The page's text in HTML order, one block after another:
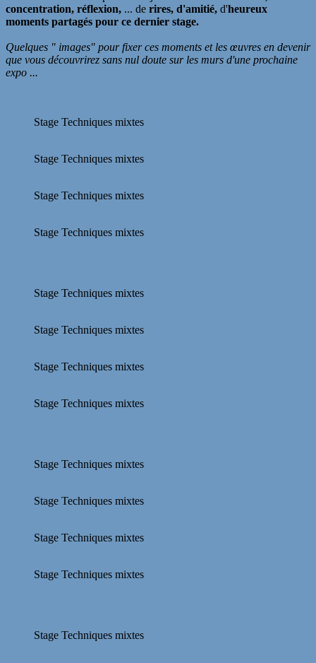
concentration, réflexion, ... de rires, d'amitié, d'heureux
moments partagés pour ce dernier stage.
Quelques " images" pour fixer ces moments et les œuvres en devenir
que vous découvrirez sans nul doute sur les murs d'une prochaine
expo ...
Stage Techniques mixtes
Stage Techniques mixtes
Stage Techniques mixtes
Stage Techniques mixtes
Stage Techniques mixtes
Stage Techniques mixtes
Stage Techniques mixtes
Stage Techniques mixtes
Stage Techniques mixtes
Stage Techniques mixtes
Stage Techniques mixtes
Stage Techniques mixtes
Stage Techniques mixtes